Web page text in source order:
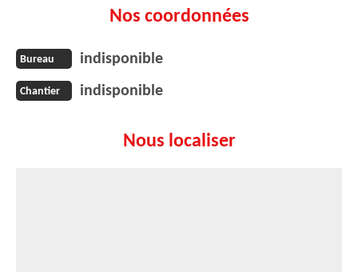
Nos coordonnées
Bureau indisponible
Chantier indisponible
Nous localiser